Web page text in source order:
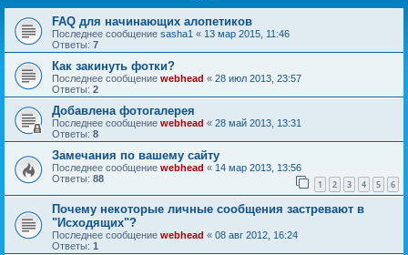
FAQ для начинающих алопетиков
Последнее сообщение sasha1 « 13 мар 2015, 11:46
Ответы: 7
Как закинуть фотки?
Последнее сообщение webhead « 28 июл 2013, 23:57
Ответы: 2
Добавлена фотогалерея
Последнее сообщение webhead « 28 май 2013, 13:31
Ответы: 8
Замечания по вашему сайту
Последнее сообщение webhead « 14 мар 2013, 13:56
Ответы: 88 1 2 3 4 5 6
Почему некоторые личные сообщения застревают в
"Исходящих"?
Последнее сообщение webhead « 08 авг 2012, 16:24
Ответы: 1